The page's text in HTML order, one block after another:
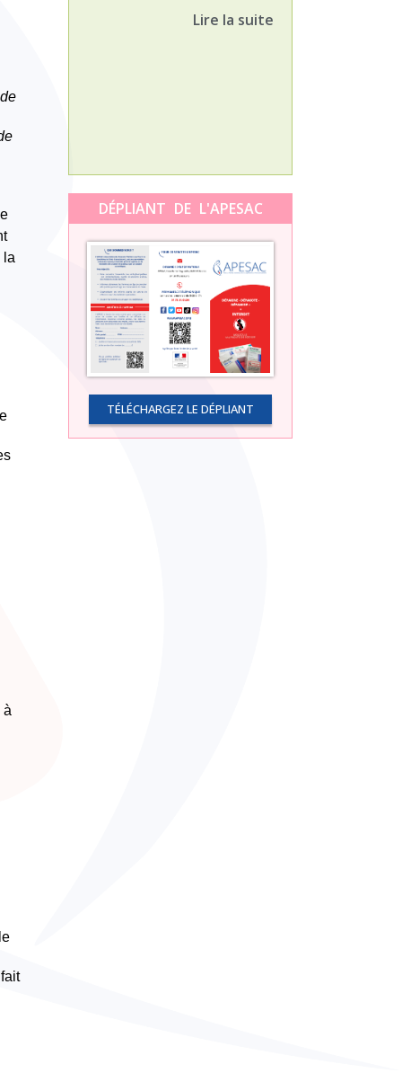
la
à
Lire la suite
DÉPLIANT DE L'APESAC
TÉLÉCHARGEZ LE DÉPLIANT